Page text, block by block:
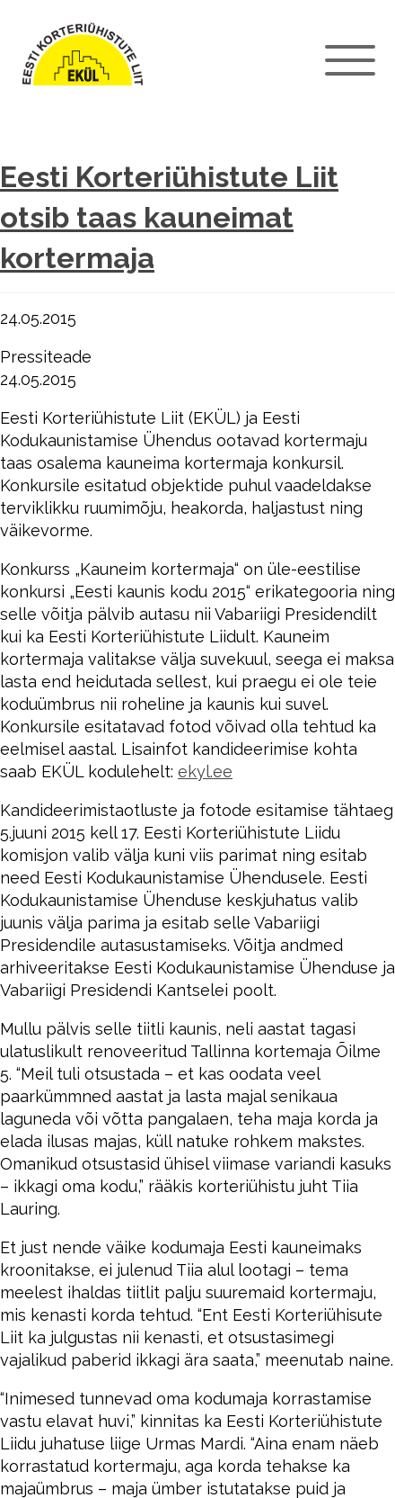
Eesti Korteriühistute Liit
otsib taas kauneimat
kortermaja
24.05.2015
Pressiteade
24.05.2015
Eesti Korteriühistute Liit (EKÜL) ja Eesti
Kodukaunistamise Ühendus ootavad kortermaju
taas osalema kauneima kortermaja konkursil.
Konkursile esitatud objektide puhul vaadeldakse
terviklikku ruumimõju, heakorda, haljastust ning
väikevorme.
Konkurss „Kauneim kortermaja“ on üle-eestilise
konkursi „Eesti kaunis kodu 2015“ erikategooria ning
selle võitja pälvib autasu nii Vabariigi Presidendilt
kui ka Eesti Korteriühistute Liidult. Kauneim
kortermaja valitakse välja suvekuul, seega ei maksa
lasta end heidutada sellest, kui praegu ei ole teie
koduümbrus nii roheline ja kaunis kui suvel.
Konkursile esitatavad fotod võivad olla tehtud ka
eelmisel aastal. Lisainfot kandideerimise kohta
saab EKÜL kodulehelt: ekyl.ee
Kandideerimistaotluste ja fotode esitamise tähtaeg
5.juuni 2015 kell 17. Eesti Korteriühistute Liidu
komisjon valib välja kuni viis parimat ning esitab
need Eesti Kodukaunistamise Ühendusele. Eesti
Kodukaunistamise Ühenduse keskjuhatus valib
juunis välja parima ja esitab selle Vabariigi
Presidendile autasustamiseks. Võitja andmed
arhiveeritakse Eesti Kodukaunistamise Ühenduse ja
Vabariigi Presidendi Kantselei poolt.
Mullu pälvis selle tiitli kaunis, neli aastat tagasi
ulatuslikult renoveeritud Tallinna kortemaja Õilme
5. “Meil tuli otsustada – et kas oodata veel
paarkümmned aastat ja lasta majal senikaua
laguneda või võtta pangalaen, teha maja korda ja
elada ilusas majas, küll natuke rohkem makstes.
Omanikud otsustasid ühisel viimase variandi kasuks
– ikkagi oma kodu,” rääkis korteriühistu juht Tiia
Lauring.
Et just nende väike kodumaja Eesti kauneimaks
kroonitakse, ei julenud Tiia alul lootagi – tema
meelest ihaldas tiitlit palju suuremaid kortermaju,
mis kenasti korda tehtud. “Ent Eesti Korteriühisute
Liit ka julgustas nii kenasti, et otsustasimegi
vajalikud paberid ikkagi ära saata,” meenutab naine.
“Inimesed tunnevad oma kodumaja korrastamise
vastu elavat huvi,” kinnitas ka Eesti Korteriühistute
Liidu juhatuse liige Urmas Mardi. “Aina enam näeb
korrastatud kortermaju, aga korda tehakse ka
majaümbrus – maja ümber istutatakse puid ja